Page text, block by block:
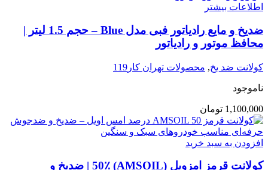
اطلاعات بیشتر
ضدیخ و مایع رادیاتور فبی مدل Blue – حجم 1.5 لیتر |
محافظ موتور و رادیاتور
کولانت ضد یخ, محصولات تهران کار119
ناموجود
1,100,000 تومان
افزودن به سبد خرید
کولانت قرمز امزویل (AMSOIL) 50٪ | ضدیخ و